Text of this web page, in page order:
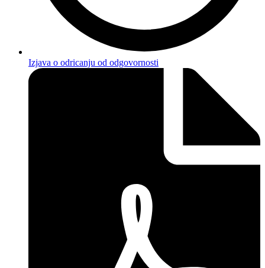
Izjava o odricanju od odgovornosti